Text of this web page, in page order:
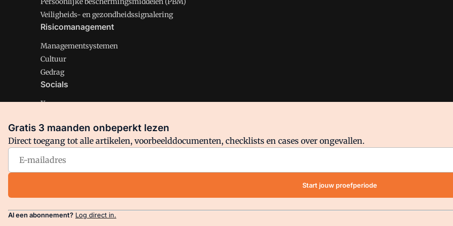
Veiligheids- en gezondheidssignalering
Risicomanagement
Managementsystemen
Cultuur
Gedrag
Socials
X
Facebook
Arbo is onderdeel van VMN media. Lees inons manifestwaar VMN media voor staat. Op gebruik van deze site zijn de
Gratis 3 maanden onbeperkt lezen
Direct toegang tot alle artikelen, voorbeelddocumenten, checklists en cases over ongevallen.
Start jouw proefperiode
Al een abonnement? Log direct in.